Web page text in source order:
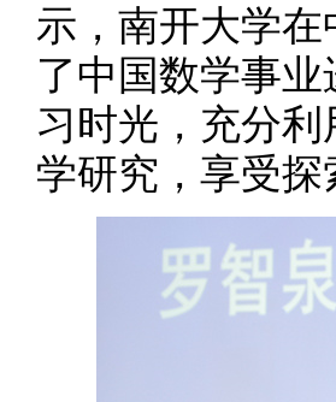
示，南开大学
了中国数学事
习时光，充分
学研究，享受探